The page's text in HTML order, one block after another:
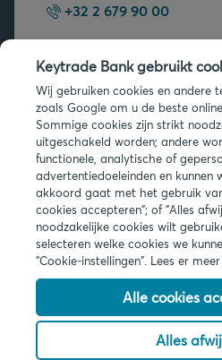
+32 2 679 90 00
Veelgestelde vragen
Juridische info
Privacy
Cookies
PSD2
Toegankelijkheid
© 2026 Keytrade Bank, Belgisch
(Frankrijk), filiaal van Crédit Mutuel Arkéa
Keytrade Bank gebruikt
Wij gebruiken cookies en andere
zoals Google om u de beste
Sommige cookies zijn strikt
uitgeschakeld worden; andere
functionele, analytische of
advertentiedoeleinden en kunnen
akkoord gaat met het gebruik
cookies accepteren"; of "Alles
noodzakelijke cookies wilt
selecteren welke cookies we
"Cookie-instellingen". Lees er
Alle cookies
Alles